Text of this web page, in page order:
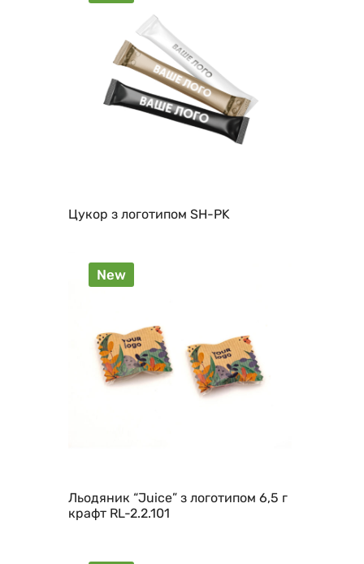
Цукор з логотипом SH-PK
New
Льодяник “Juice” з логотипом 6,5 г
крафт RL-2.2.101